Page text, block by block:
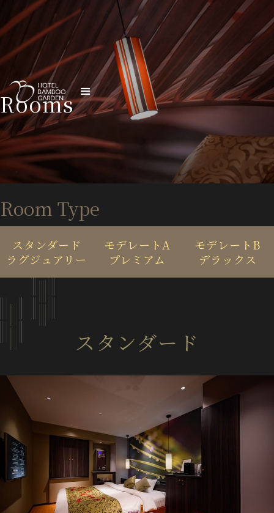
Rooms
Room Type
スタンダード モデレートA
モデレートB
ラグジュアリー
プレミアム デラックス
スタンダード